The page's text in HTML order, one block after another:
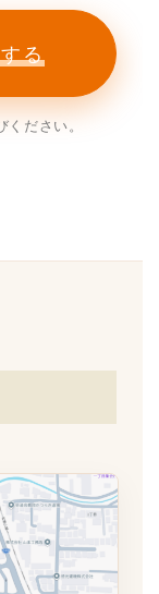
る
ださい。